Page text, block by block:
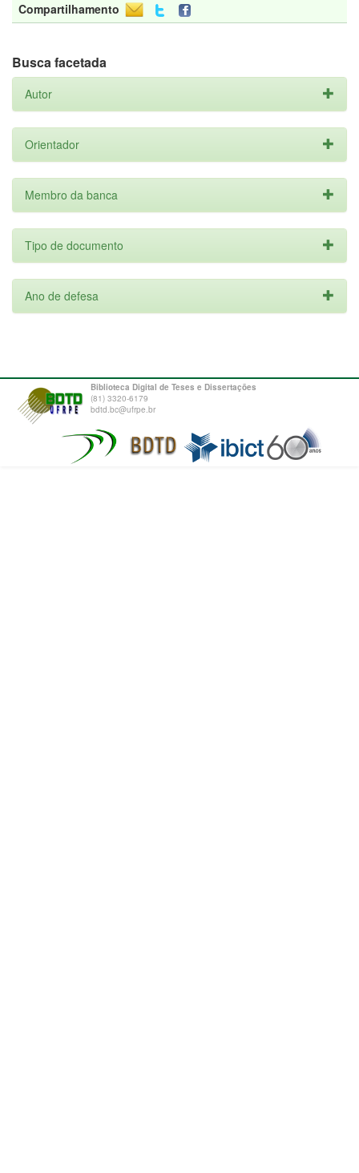
Compartilhamento
Busca facetada
Autor
Orientador
Membro da banca
Tipo de documento
Ano de defesa
Biblioteca Digital de Teses e Dissertações
(81) 3320-6179
bdtd.bc@ufrpe.br